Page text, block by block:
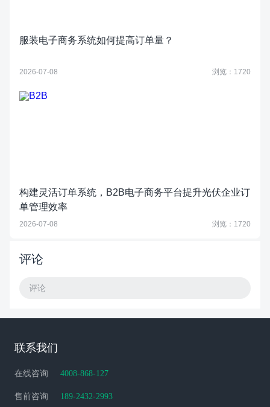
服装电子商务系统如何提高订单量？
2026-07-08 浏览：1720
构建灵活订单系统，B2B电子商务平台提升光伏企业订
单管理效率
2026-07-08 浏览：1720
评论
评论
联系我们
在线咨询 4008-868-127
售前咨询 189-2432-2993